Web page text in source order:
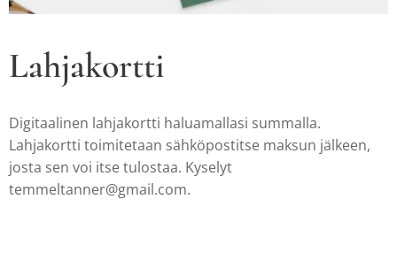
Lahjakortti
Digitaalinen lahjakortti haluamallasi summalla.
Lahjakortti toimitetaan sähköpostitse maksun jälkeen,
josta sen voi itse tulostaa. Kyselyt
temmeltanner@gmail.com.